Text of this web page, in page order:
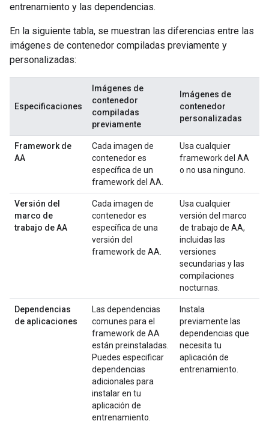
entrenamiento y las dependencias.
En la siguiente tabla, se muestran las diferencias entre las
imágenes de contenedor compiladas previamente y
personalizadas:
Especificaciones
Imágenes de
contenedor
compiladas
previamente
Imágenes de
contenedor
personalizadas
Framework de
AA
Cada imagen de
contenedor es
específica de un
framework del AA.
Usa cualquier
framework del AA
o no usa ninguno.
Versión del
marco de
trabajo de AA
Cada imagen de
contenedor es
específica de una
versión del
framework de AA.
Usa cualquier
versión del marco
de trabajo de AA,
incluidas las
versiones
secundarias y las
compilaciones
nocturnas.
Dependencias
de aplicaciones
Las dependencias
comunes para el
framework de AA
están preinstaladas.
Puedes especificar
dependencias
adicionales para
instalar en tu
aplicación de
entrenamiento.
Instala
previamente las
dependencias que
necesita tu
aplicación de
entrenamiento.